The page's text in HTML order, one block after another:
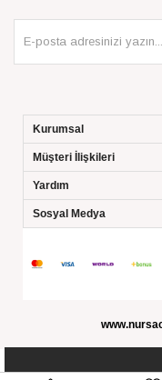
Kurumsal
Müşteri İlişkileri
Yardım
Sosyal Medya